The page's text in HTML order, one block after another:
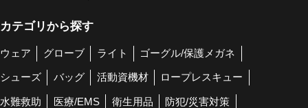
カテゴリから探す
ウェア グローブ ライト ゴーグル/保護メガネ
シューズ バッグ 活動資機材 ロープレスキュー
水難救助 医療/EMS 衛生用品 防犯/災害対策